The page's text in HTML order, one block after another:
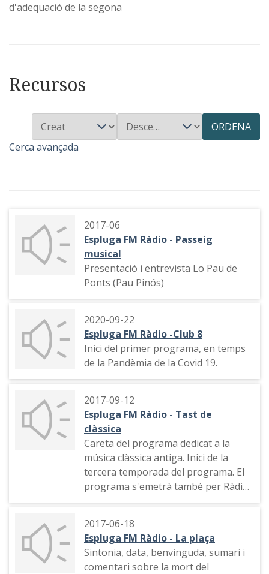
d'adequació de la segona
Recursos
ORDENA
Cerca avançada
2017-06
Espluga FM Ràdio - Passeig
musical
Presentació i entrevista Lo Pau de
Ponts (Pau Pinós)
2020-09-22
Espluga FM Ràdio -Club 8
Inici del primer programa, en temps
de la Pandèmia de la Covid 19.
2017-09-12
Espluga FM Ràdio - Tast de
clàssica
Careta del programa dedicat a la
música clàssica antiga. Inici de la
tercera temporada del programa. El
programa s'emetrà també per Ràdio
Montblanc. Semblança del músic
2017-06-18
Espluga FM Ràdio - La plaça
Sintonia, data, benvinguda, sumari i
comentari sobre la mort del